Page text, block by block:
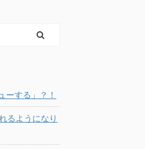
ーする」？！
るようになり